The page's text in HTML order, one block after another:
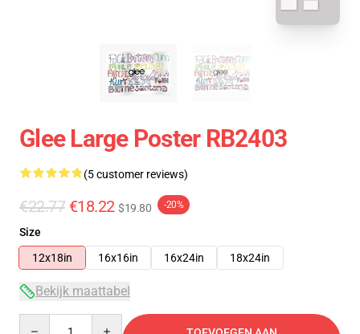
Glee Large Poster RB2403
(5 customer reviews)
€22.77 €18.22 $19.80 -20%
Size
12x18in
16x16in 16x24in 18x24in
Bekijk maattabel